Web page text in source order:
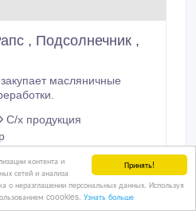
Принять!
контента и
сетей и анализа
о неразглашении персональных данных. Используя
coookies. Узнать больше
, Подсолнечник ,
переработки.
С/х продукция